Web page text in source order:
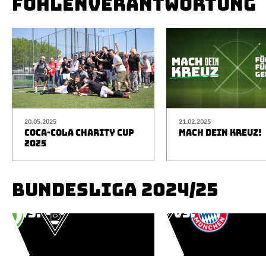
FOHLENVERANTWORTUNG
20.05.2025
COCA-COLA CHARITY CUP
2025
21.02.2025
MACH DEIN KREUZ!
BUNDESLIGA 2024/25